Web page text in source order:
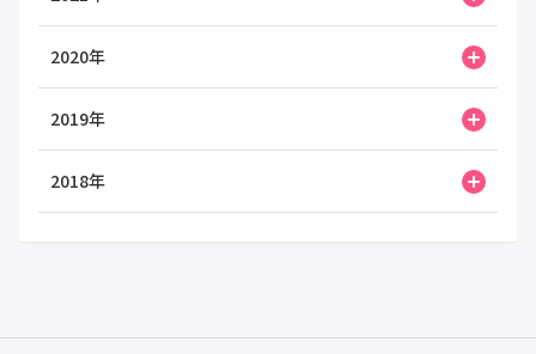
2020年
2019年
2018年